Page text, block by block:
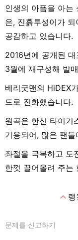
인생의 아픔을 아는
은, 진흙투성이가
공감하고 있습니다.
2016년에 공개된
3월에 재구성해 발
베리굿맨의 HiDEX
드로 진화했습니다.
원곡은 한신 타이거
기용되어, 많은 팬
좌절을 극복하고 도
한껏 끌어올려 주는
expand_less
문제를 신고하기